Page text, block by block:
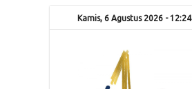
Kamis, 6 Agustus 2026 - 12:24